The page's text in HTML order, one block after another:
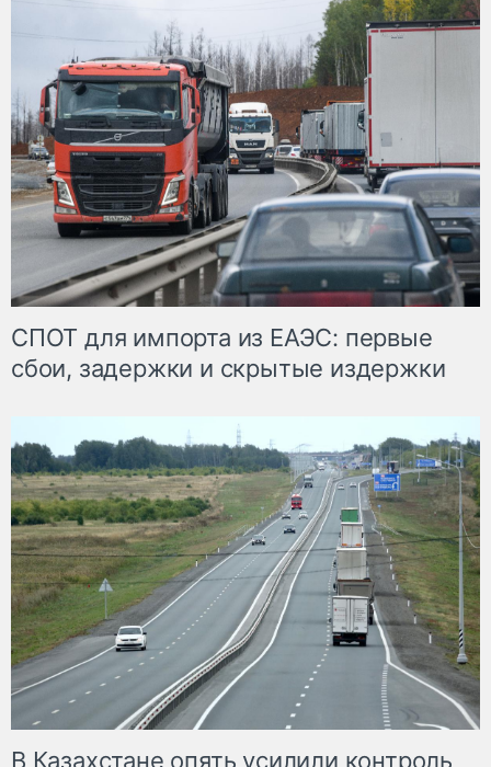
СПОТ для импорта из ЕАЭС: первые
сбои, задержки и скрытые издержки
В Казахстане опять усилили контроль